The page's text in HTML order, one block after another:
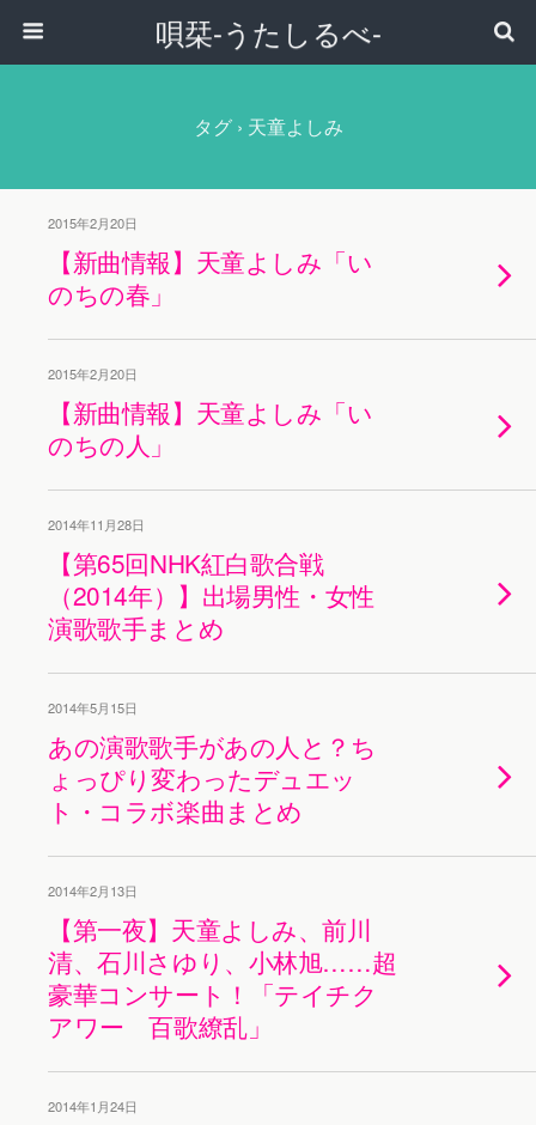
唄栞-うたしるべ-
タグ › 天童よしみ
2015年2月20日
【新曲情報】天童よしみ「い
のちの春」
2015年2月20日
【新曲情報】天童よしみ「い
のちの人」
2014年11月28日
【第65回NHK紅白歌合戦
（2014年）】出場男性・女性
演歌歌手まとめ
2014年5月15日
あの演歌歌手があの人と？ち
ょっぴり変わったデュエッ
ト・コラボ楽曲まとめ
2014年2月13日
【第一夜】天童よしみ、前川
清、石川さゆり、小林旭……超
豪華コンサート！「テイチク
アワー 百歌繚乱」
2014年1月24日